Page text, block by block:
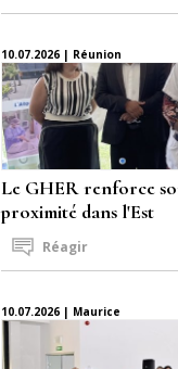
10.07.2026 | Réunion
Le GHER renforce
proximité dans l'Est
Réagir
10.07.2026 | Maurice